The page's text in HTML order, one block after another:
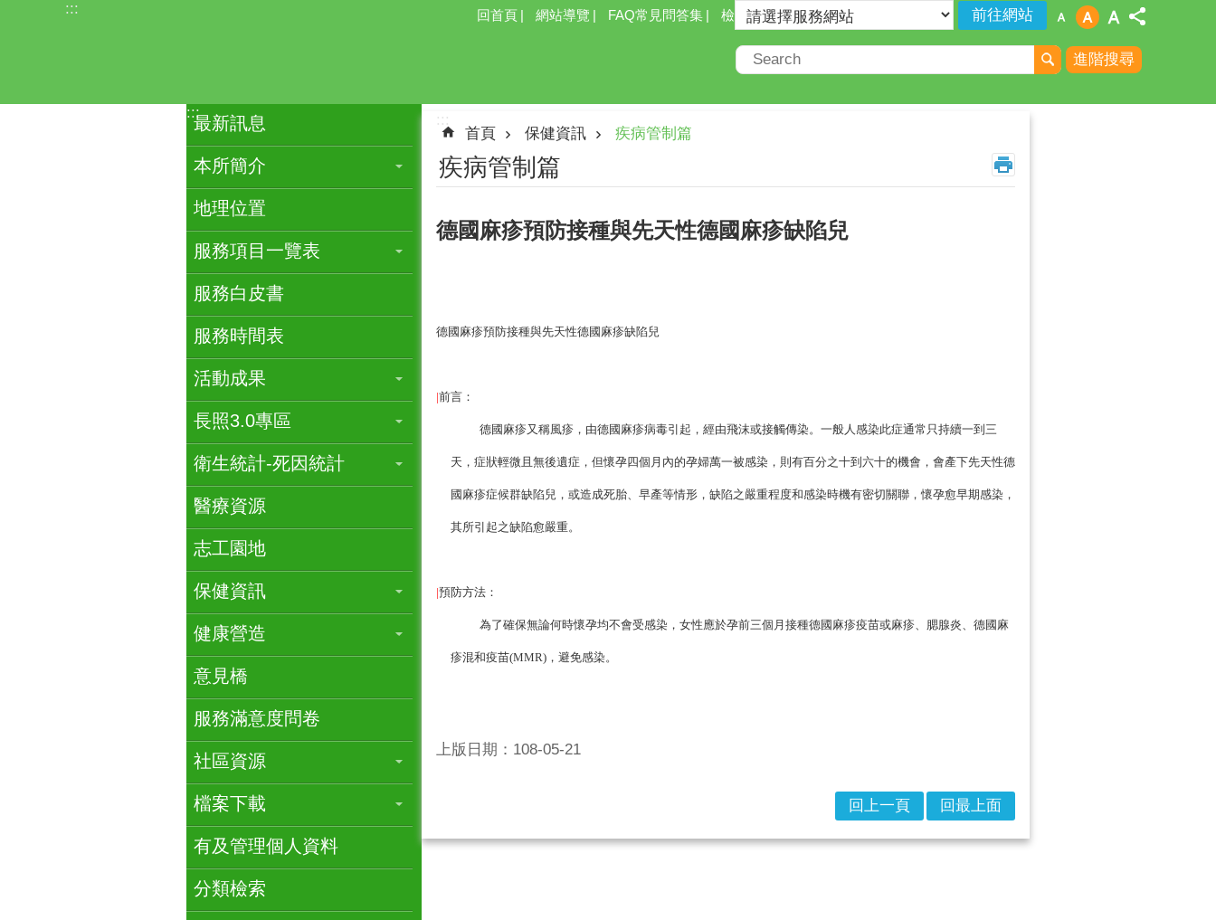
跳到主要內容區塊
::: 回首頁 網站導覽 FAQ常見問答集 檢索
進階搜尋
:::
最新訊息
本所簡介
地理位置
服務項目一覽表
服務白皮書
服務時間表
活動成果
長照3.0專區
衛生統計-死因統計
醫療資源
志工園地
保健資訊
健康營造
意見橋
服務滿意度問卷
社區資源
檔案下載
有及管理個人資料
分類檢索
:::
首頁 保健資訊 疾病管制篇
疾病管制篇
德國麻疹預防接種與先天性德國麻疹缺陷兒
德國麻疹預防接種與先天性德國麻疹缺陷兒
|前言：
德國麻疹又稱風疹，由德國麻疹病毒引起，經由飛沫或接觸傳染。一般人感染此症通常只持續一到三
天，症狀輕微且無後遺症，但懷孕四個月內的孕婦萬一被感染，則有百分之十到六十的機會，會產下先天性德
國麻疹症候群缺陷兒，或造成死胎、早產等情形，缺陷之嚴重程度和感染時機有密切關聯，懷孕愈早期感染，
其所引起之缺陷愈嚴重。
|預防方法：
為了確保無論何時懷孕均不會受感染，女性應於孕前三個月接種德國麻疹疫苗或麻疹、腮腺炎、德國麻
疹混和疫苗(MMR)， 避免感染。
上版日期：108-05-21
回上一頁 回最上面